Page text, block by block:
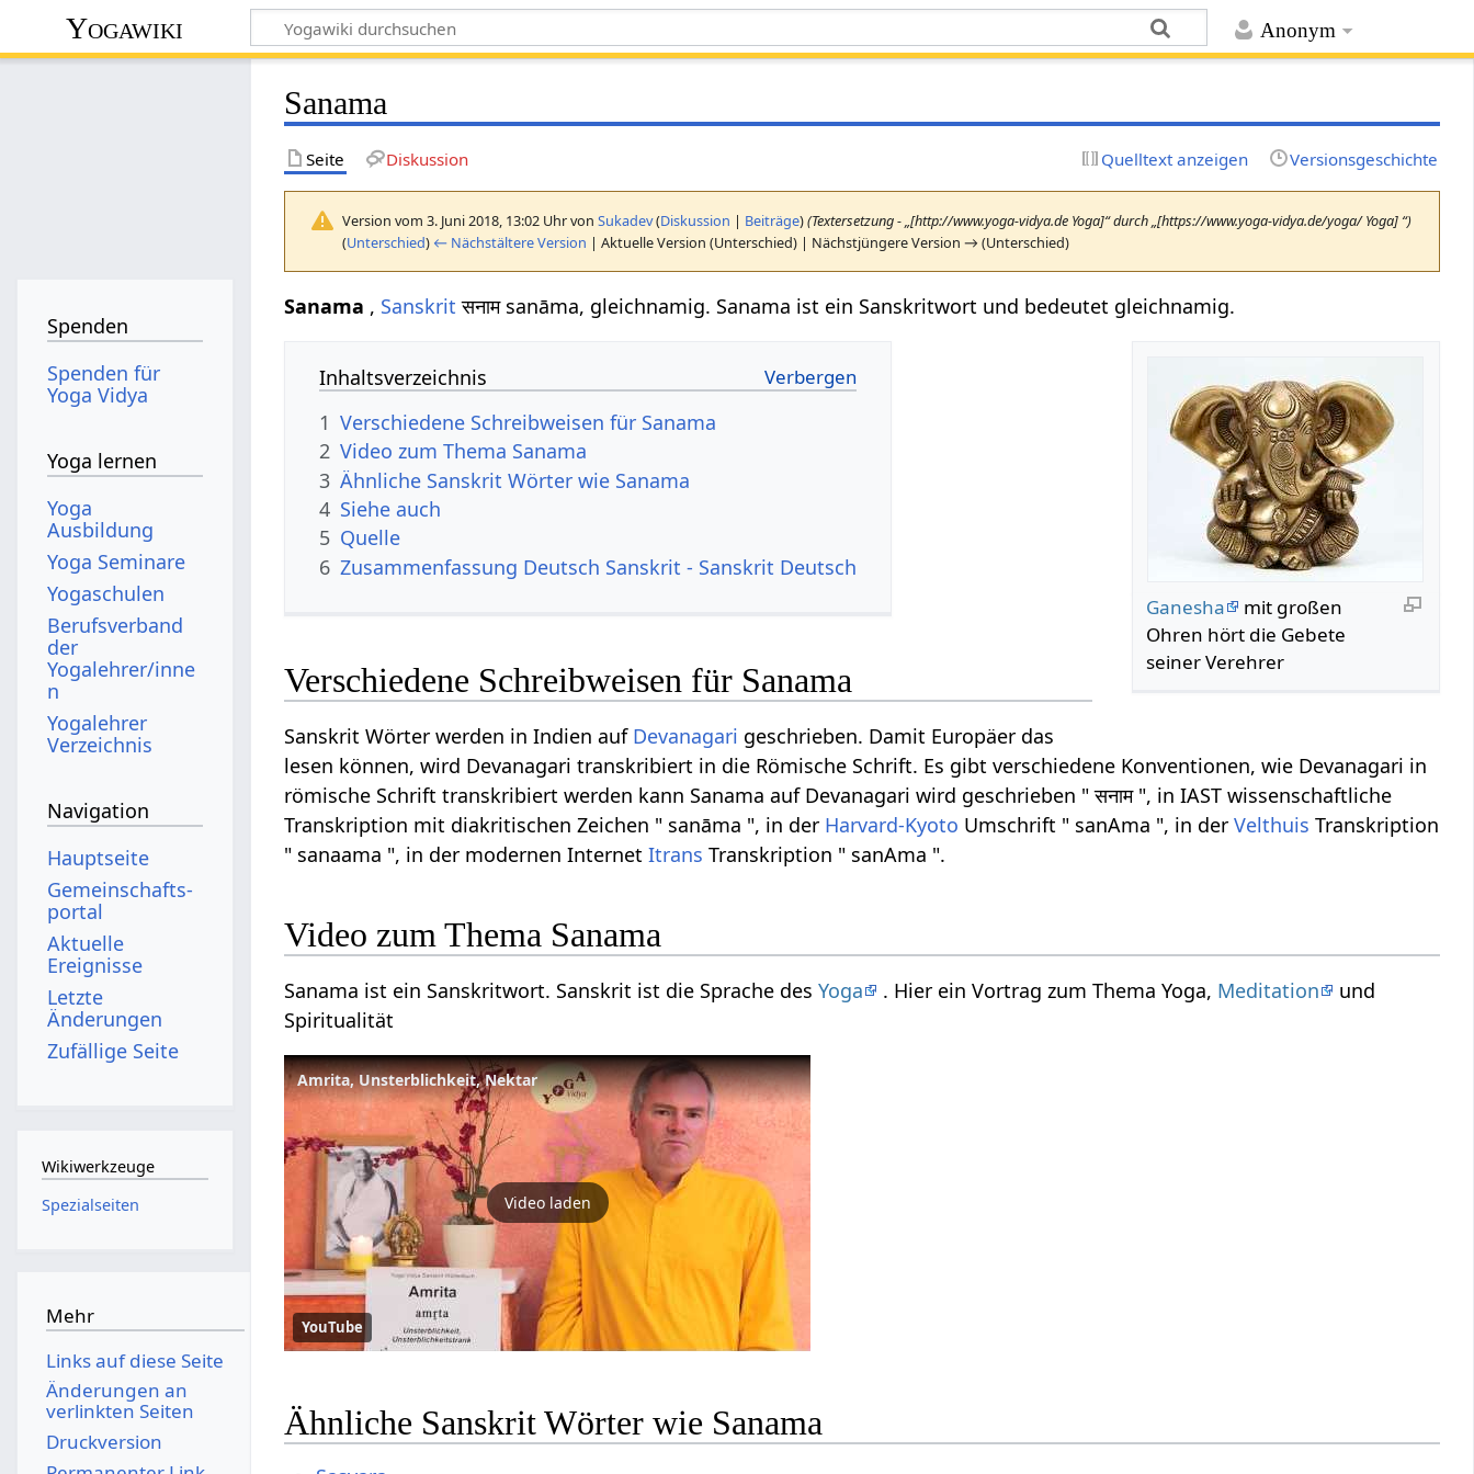
Anonym
Yogawiki
Sanama
Seite Diskussion Quelltext anzeigen Versionsgeschichte
Version vom 3. Juni 2018, 13:02 Uhr vonSukadev(Diskussion | Beiträge)(Textersetzung - „[http://www.yoga-vidya.de Yoga]“ durch „[https://www.yoga-vidya.de/yoga/ Yoga] “)
(Unterschied) ← Nächstältere Version | Aktuelle Version (Unterschied) | Nächstjüngere Version → (Unterschied)
Sanama , Sanskrit सनाम sanāma, gleichnamig. Sanama ist ein Sanskritwort und bedeutet gleichnamig.
Ganesha
mit großen
Ohren hört die Gebete
seiner Verehrer
Inhaltsverzeichnis
1 Verschiedene Schreibweisen für Sanama
2 Video zum Thema Sanama
3 Ähnliche Sanskrit Wörter wie Sanama
4 Siehe auch
5 Quelle
6 Zusammenfassung Deutsch Sanskrit - Sanskrit Deutsch
Verschiedene Schreibweisen für Sanama
Sanskrit Wörter werden in Indien auf Devanagari geschrieben. Damit Europäer das
lesen können, wird Devanagari transkribiert in die Römische Schrift. Es gibt verschiedene Konventionen, wie Devanagari in
römische Schrift transkribiert werden kann Sanama auf Devanagari wird geschrieben " सनाम ", in IAST wissenschaftliche
Transkription mit diakritischen Zeichen " sanāma ", in der Harvard-Kyoto Umschrift " sanAma ", in derVelthuis Transkription
" sanaama ", in der modernen InternetItrans Transkription " sanAma ".
Video zum Thema Sanama
Sanama ist ein Sanskritwort. Sanskrit ist die Sprache desYoga . Hier ein Vortrag zum Thema Yoga, Meditation
und
Spiritualität
Amrita, Unsterblichkeit, Nektar
Video laden
YouTube
Ähnliche Sanskrit Wörter wie Sanama
Spenden
Spenden für
Yoga Vidya
Yoga lernen
Yoga
Ausbildung
Yoga Seminare
Yogaschulen
Berufsverband
der
Yogalehrer/inne
n
Yogalehrer
Verzeichnis
Navigation
Hauptseite
Gemeinschafts­
portal
Aktuelle
Ereignisse
Letzte
Änderungen
Zufällige Seite
Wikiwerkzeuge
Spezialseiten
Mehr
Links auf diese Seite
Änderungen an
verlinkten Seiten
Druckversion